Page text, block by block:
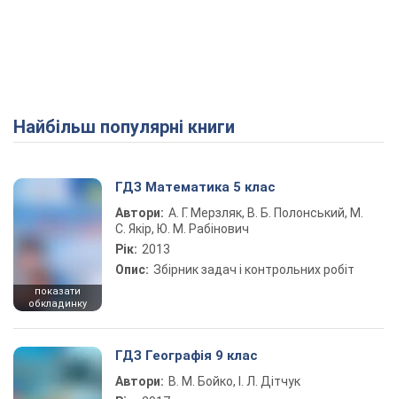
Найбільш популярні книги
показати
обкладинку
ГДЗ Математика 5 клас
Автори: А. Г. Мерзляк, В. Б. Полонський, М.
С. Якір, Ю. М. Рабінович
Рік: 2013
Опис: Збірник задач і контрольних робіт
ГДЗ Географія 9 клас
Автори: В. М. Бойко, І. Л. Дітчук